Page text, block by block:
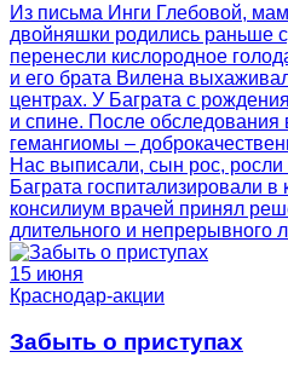
Из письма Инги Глебовой,
двойняшки родились раньше
перенесли кислородное
и его брата Вилена
центрах. У Баграта с
и спине. После обследования
гемангиомы –
Нас выписали, сын рос,
Баграта госпитализировали в
консилиум врачей принял
длительного и непрерывного
15 июня
Краснодар-акции
Забыть о приступах